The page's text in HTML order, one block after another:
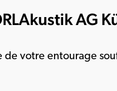
AG
de votre entourage